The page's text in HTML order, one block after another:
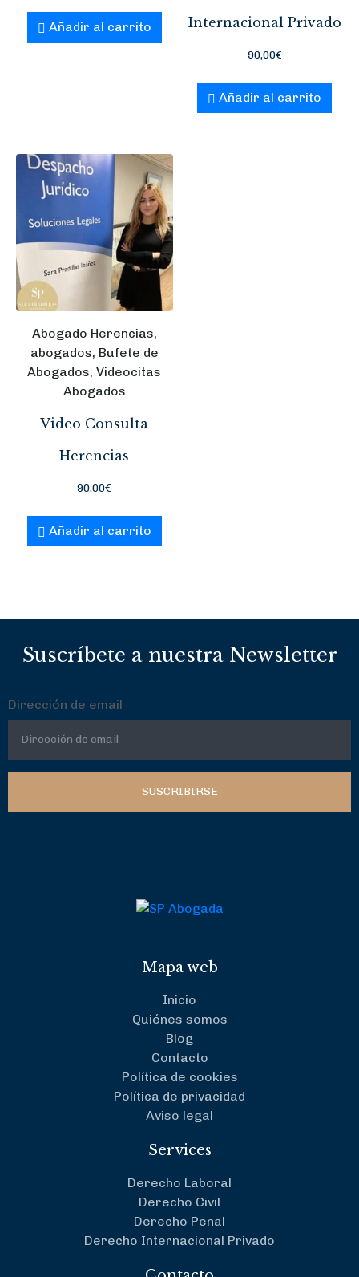
Añadir al carrito
Internacional Privado
90,00€
Añadir al carrito
Abogado Herencias,
abogados, Bufete de
Abogados, Videocitas
Abogados
Video Consulta
Herencias
90,00€
Añadir al carrito
Suscríbete a nuestra Newsletter
Dirección de email
SUSCRIBIRSE
Mapa web
Inicio
Quiénes somos
Blog
Contacto
Política de cookies
Política de privacidad
Aviso legal
Services
Derecho Laboral
Derecho Civil
Derecho Penal
Derecho Internacional Privado